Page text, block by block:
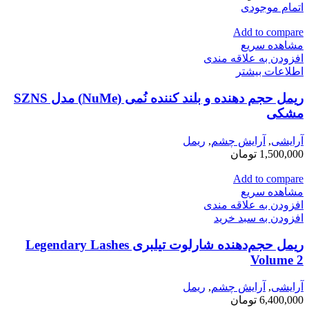
اتمام موجودی
Add to compare
مشاهده سریع
افزودن به علاقه مندی
اطلاعات بیشتر
ریمل حجم دهنده و بلند کننده نُمی (NuMe) مدل SZNS
مشکی
آرایشی, آرايش چشم, ريمل
1,500,000 تومان
Add to compare
مشاهده سریع
افزودن به علاقه مندی
افزودن به سبد خرید
ریمل حجم‌دهنده شارلوت تیلبری Legendary Lashes
Volume 2
آرایشی, آرايش چشم, ريمل
6,400,000 تومان